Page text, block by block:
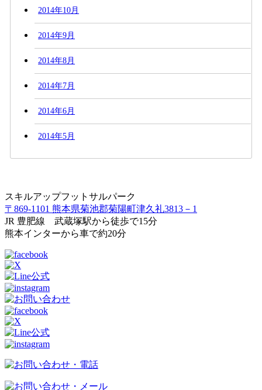
2014年10月
2014年9月
2014年8月
2014年7月
2014年6月
2014年5月
スキルアップフットサルパーク
〒869-1101 熊本県菊池郡菊陽町津久礼3813－1
JR 豊肥線 武蔵塚駅から徒歩で15分
熊本インターから車で約20分